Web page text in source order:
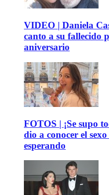
VIDEO | Daniela
canto a su fallecido
aniversario
FOTOS | ¡Se supo
dio a conocer el
esperando